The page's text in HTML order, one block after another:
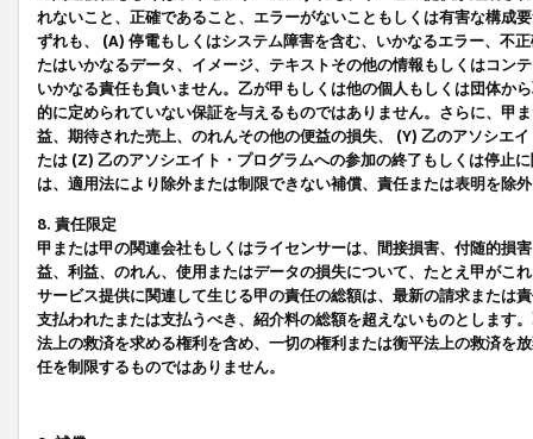
れないこと、正確であること、エラーがないこともしくは有害な構成
ずれも、 (A) 停電もしくはシステム障害を含む、いかなるエラー、不
たはいかなるデータ、イメージ、テキストその他の情報もしくはコン
いかなる責任も負いません。乙が甲もしくは他の個人もしくは団体か
的に定められていない保証を与えるものではありません。さらに、甲
益、期待された売上、のれんその他の便益の損失、 (Y) 乙のアソシエ
たは (Z) 乙のアソシエイト・プログラムへの参加の終了もしくは停止
は、適用法により除外または制限できない補償、責任または表明を除
8. 責任限定
甲または甲の関連会社もしくはライセンサーは、間接損害、付随的損
益、利益、のれん、使用またはデータの損失について、たとえ甲がこ
サービス提供に関連して生じる甲の責任の総額は、最新の請求または
支払われたまたは支払うべき、紹介料の総額を超えないものとします
法上の救済を求める権利を含め、一切の権利または衡平法上の救済を
任を制限するものではありません。